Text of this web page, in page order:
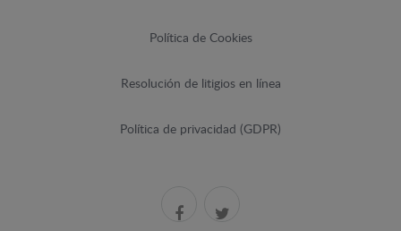
Política de Cookies
Resolución de litigios en línea
Política de privacidad (GDPR)